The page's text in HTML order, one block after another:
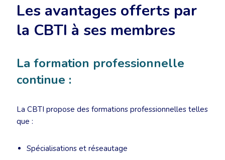
Les avantages offerts par
la CBTI à ses membres
La formation professionnelle
continue :
La CBTI propose des formations professionnelles telles
que :
Spécialisations et réseautage